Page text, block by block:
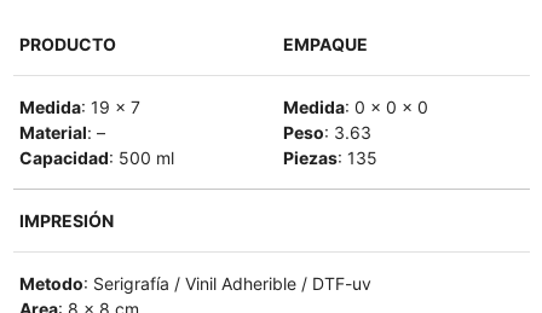
PRODUCTO EMPAQUE
Medida: 19 x 7
Material: –
Capacidad: 500 ml
Medida: 0 x 0 x 0
Peso: 3.63
Piezas: 135
IMPRESIÓN
Metodo: Serigrafía / Vinil Adherible / DTF-uv
Area: 8 x 8 cm